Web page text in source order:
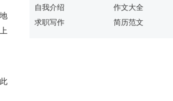
自我介绍
作文大全
求职写作
简历范文